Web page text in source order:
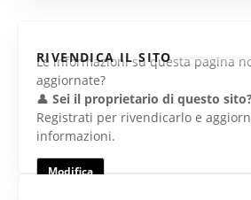
RIVENDICA IL SITO
Le informazioni su questa pagina
aggiornate?
👤 Sei il proprietario di questo
Registrati per rivendicarlo e
informazioni.
Modifica